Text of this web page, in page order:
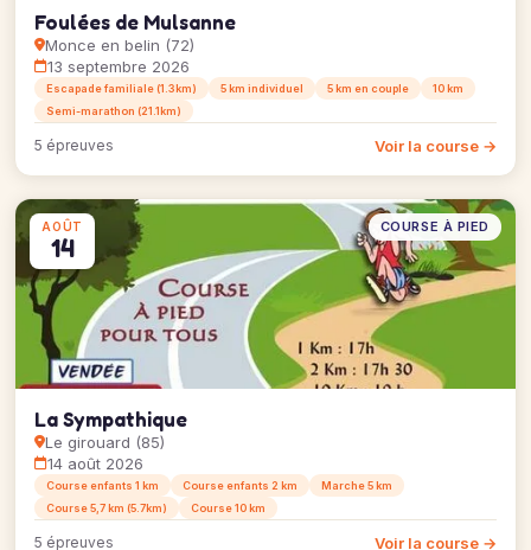
Foulées de Mulsanne
Monce en belin (72)
13 septembre 2026
Escapade familiale (1.3km) 5 km individuel 5 km en couple
10 km
Semi-marathon (21.1km)
5 épreuves Voir la course →
AOÛT
14
COURSE À PIED
La Sympathique
Le girouard (85)
14 août 2026
Course enfants 1 km Course enfants 2 km
Marche 5 km
Course 5,7 km (5.7km)
Course 10 km
5 épreuves Voir la course →